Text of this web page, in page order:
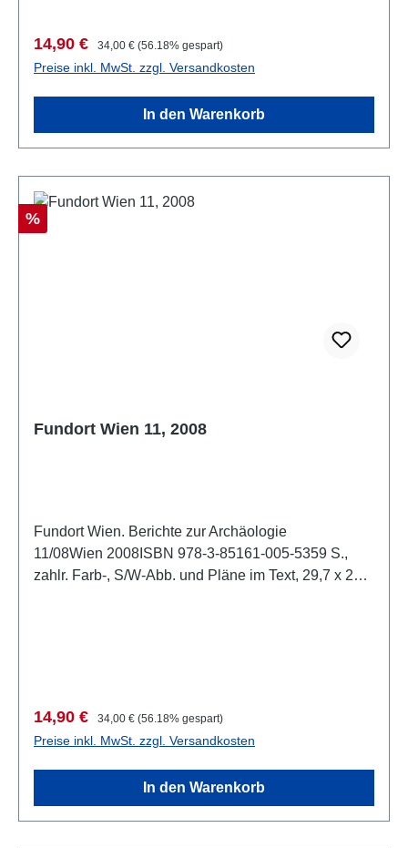
Verkaufspreis:
14,90 € Regulärer Preis:
34,00 € (56.18% gespart)
Preise inkl. MwSt. zzgl. Versandkosten
In den Warenkorb
Rabatt
%
Fundort Wien 11, 2008
Fundort Wien. Berichte zur Archäologie
11/08Wien 2008ISBN 978-3-85161-005-5359 S.,
zahlr. Farb-, S/W-Abb. und Pläne im Text, 29,7 x 21
Verkaufspreis:
14,90 € Regulärer Preis:
34,00 € (56.18% gespart)
Preise inkl. MwSt. zzgl. Versandkosten
In den Warenkorb